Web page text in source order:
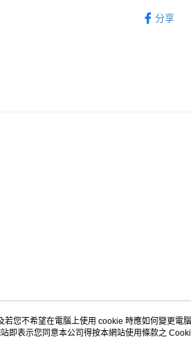
每筆
分享
客戶服務
您不希望在電腦上使用 cookie 時應如何變更電
即表示您同意本公司得按本網站使用條款之